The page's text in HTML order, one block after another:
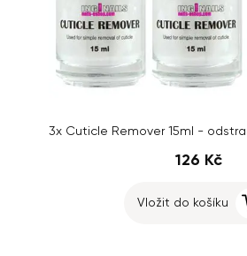
126 Kč
Vložit do košíku